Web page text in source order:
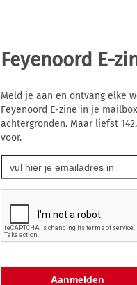
Feyenoord E-
Meld je aan en ontvang elke
Feyenoord E-zine in je
achtergronden. Maar liefst
voor.